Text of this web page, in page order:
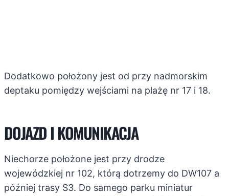
Dodatkowo położony jest od przy nadmorskim
deptaku pomiędzy wejściami na plażę nr 17 i 18.
DOJAZD I KOMUNIKACJA
Niechorze położone jest przy drodze
wojewódzkiej nr 102, którą dotrzemy do DW107 a
później trasy S3. Do samego parku miniatur